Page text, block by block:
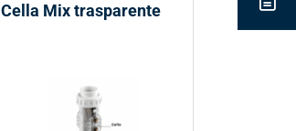
Cella Mix trasparente